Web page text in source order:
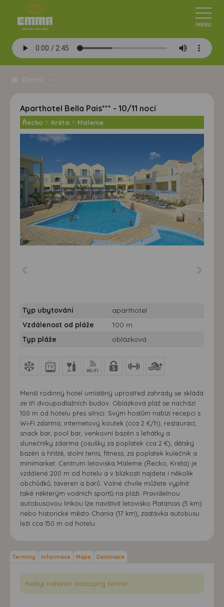
Aparthotel Bella Pais*** - 10/11 nocí
Řecko > Kréta > Maleme
Typ ubytování
aparthotel
Vzdálenost od pláže
100 m
Typ pláže
oblázková
Menší rodinný hotel umístěný uprostřed zahrady se skládá
ze tří dvoupodlažních budov. Oblázková pláž se nachází
100 m od hotelu přes silnici. Svým hostům nabízí recepci s
Wi‑Fi zdarma, internetový koutek (cca 2 €/h), restauraci,
snack bar, pool bar, venkovní bazén s lehátky a
slunečníky zdarma (osušky za poplatek cca 2 €), dětský
bazén a hřiště, stolní tenis, fitness, za poplatek kulečník a
minimarket. Centrum letoviska Maleme (Řecko, Kréta) je
vzdálené 200 m od hotelu a v blízkosti najdete i několik
obchůdků, taveren a barů. Volné chvíle můžete vyplnit
také některým vodních sportů na pláži. Pravidelnou
autobusovou linkou lze navštívit letovisko Platanias (5 km)
nebo historické město Chania (17 km); zastávka autobusu
leží cca 150 m od hotelu.
Termíny Informace Mapa Destinace
Nebyl nalezen dostupný termín.